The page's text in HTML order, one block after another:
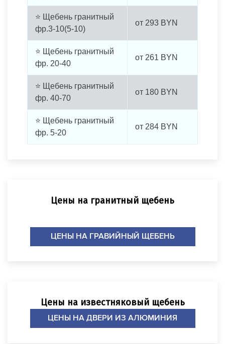
⭐ Щебень гранитный
фр.3-10(5-10)
от 293 BYN
⭐ Щебень гранитный
фр. 20-40
от 261 BYN
⭐ Щебень гранитный
фр. 40-70
от 180 BYN
⭐ Щебень гранитный
фр. 5-20
от 284 BYN
Цены на гранитный щебень
ЦЕНЫ НА ГРАВИЙНЫЙ ЩЕБЕНЬ
Цены на известняковый щебень
ЦЕНЫ НА ДВЕРИ ИЗ АЛЮМИНИЯ